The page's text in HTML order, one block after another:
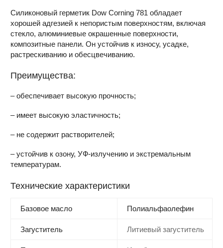
Силиконовый герметик Dow Corning 781 обладает
хорошей адгезией к непористым поверхностям, включая
стекло, алюминиевые окрашенные поверхности,
композитные панели. Он устойчив к износу, усадке,
растрескиванию и обесцвечиванию.
Преимущества:
– обеспечивает высокую прочность;
– имеет высокую эластичность;
– не содержит растворителей;
– устойчив к озону, УФ-излучению и экстремальным
температурам.
Технические характеристики
Базовое масло Полиальфаолефин
Загуститель Литиевый загуститель